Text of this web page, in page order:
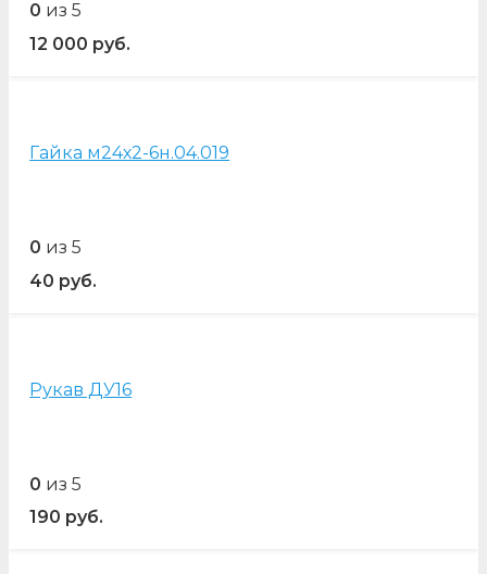
0 из 5
12 000 руб.
Гайка м24х2-6н.04.019
0 из 5
40 руб.
Рукав ДУ16
0 из 5
190 руб.